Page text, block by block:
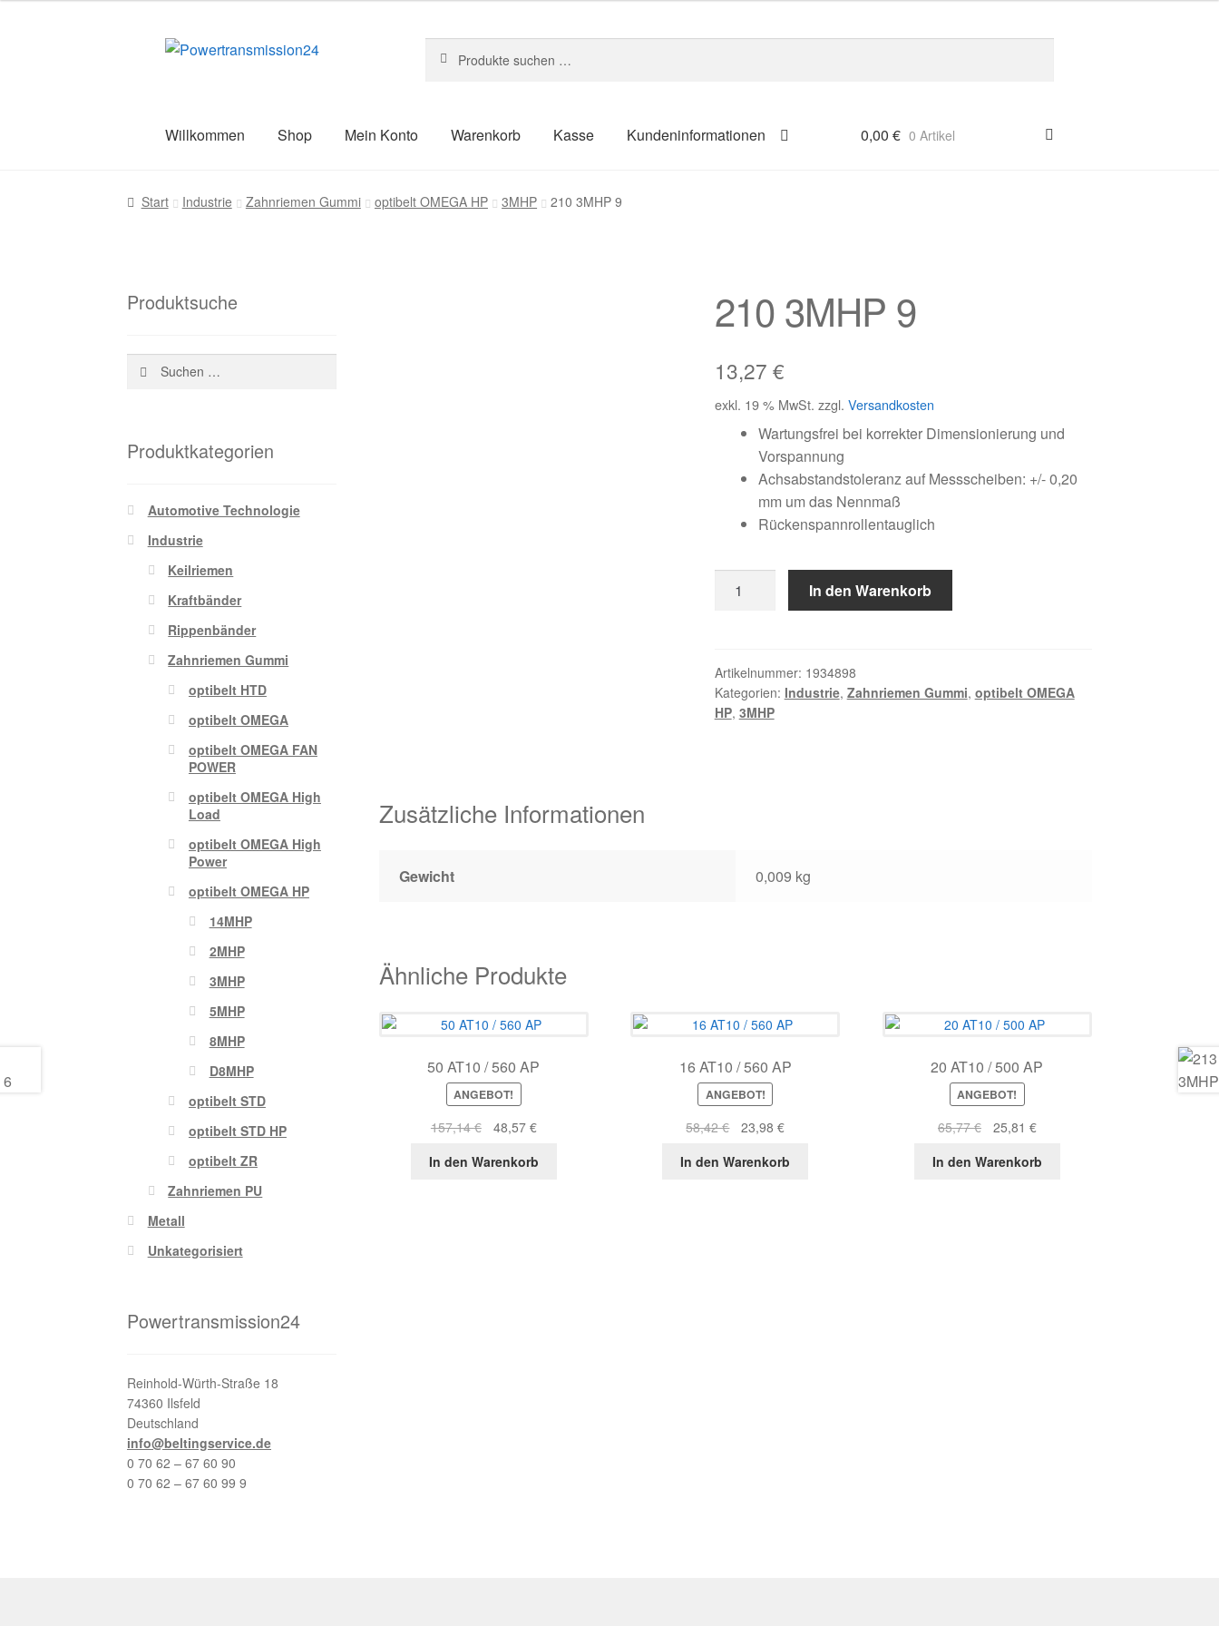
Zur
Zum
nach:
Willkommen Shop Mein Konto Warenkorb Kasse Kundeninformationen
Start AGB Blog Datenschutz Impressum Kasse Kontakt Kundeninformationen
0,00€ 0 Artikel
Start Industrie Zahnriemen Gummi optibelt OMEGA HP 3MHP 210 3MHP 9
210 3MHP 9
13,27 €
exkl. 19 % MwSt. zzgl. Versandkosten
Wartungsfrei bei korrekter Dimensionierung und
Vorspannung
Achsabstandstoleranz auf Messscheiben: +/- 0,20
mm um das Nennmaß
Rückenspannrollentauglich
3MHP
In den Warenkorb
Artikelnummer: 1934898
Kategorien: Industrie, Zahnriemen Gummi, optibelt OMEGA
HP, 3MHP
Zusätzliche Informationen
Gewicht 0,009 kg
Ähnliche Produkte
50 AT10 / 560 AP
ANGEBOT!
157,14€
Ursprünglicher
war:
48,57 €Aktueller
ist:
In den Warenkorb
16 AT10 / 560 AP
ANGEBOT!
58,42€
Ursprünglicher
war:
23,98€Aktueller
ist:
In den Warenkorb
20 AT10 / 500 AP
ANGEBOT!
65,77€
Ursprünglicher
war:
25,81 €Aktueller
ist:
In den Warenkorb
Produktsuche
Suchen
nach:
Produktkategorien
Automotive Technologie
Industrie
Keilriemen
Kraftbänder
Rippenbänder
Zahnriemen Gummi
optibelt HTD
optibelt OMEGA
optibelt OMEGA FAN
POWER
optibelt OMEGA High
Load
optibelt OMEGA High
Power
optibelt OMEGA HP
14MHP
2MHP
3MHP
5MHP
8MHP
D8MHP
optibelt STD
optibelt STD HP
optibelt ZR
Zahnriemen PU
Metall
Unkategorisiert
Powertransmission24
Reinhold-Würth-Straße 18
74360 Ilsfeld
Deutschland
info@beltingservice.de
0 70 62 – 67 60 90
0 70 62 – 67 60 99 9